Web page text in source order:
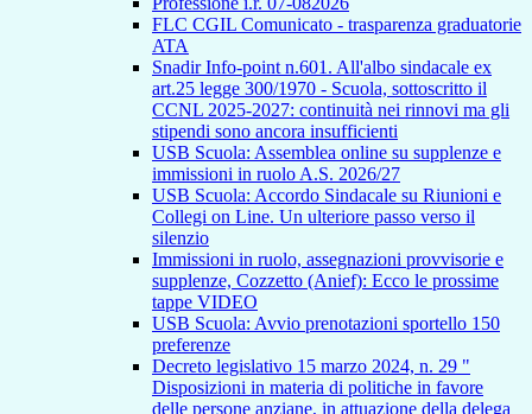
FLC CGIL Comunicato - trasparenza graduatorie
ATA
Snadir Info-point n.601. All'albo sindacale ex
art.25 legge 300/1970 - Scuola, sottoscritto il
CCNL 2025-2027: continuità nei rinnovi ma gli
stipendi sono ancora insufficienti
USB Scuola: Assemblea online su supplenze e
immissioni in ruolo A.S. 2026/27
USB Scuola: Accordo Sindacale su Riunioni e
Collegi on Line. Un ulteriore passo verso il
silenzio
Immissioni in ruolo, assegnazioni provvisorie e
supplenze, Cozzetto (Anief): Ecco le prossime
tappe VIDEO
USB Scuola: Avvio prenotazioni sportello 150
preferenze
Decreto legislativo 15 marzo 2024, n. 29 "
Disposizioni in materia di politiche in favore
delle persone anziane, in attuazione della delega